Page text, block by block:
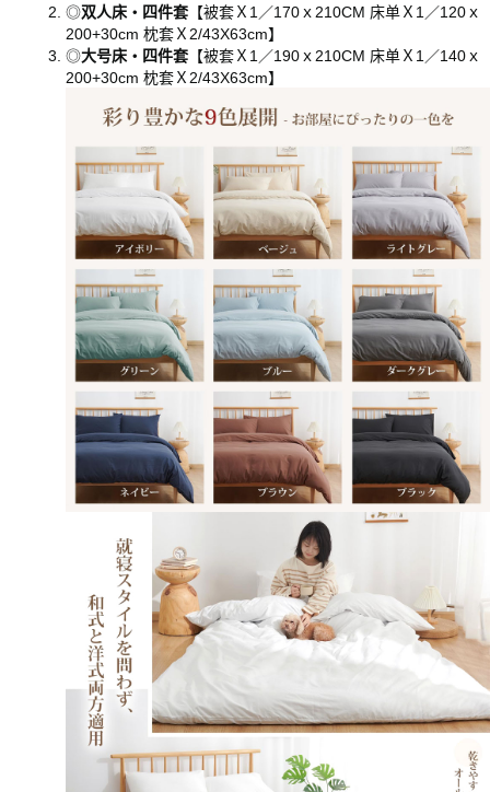
◎双人床・四件套 【被套Ｘ1／170ｘ210CM 床单Ｘ1／120ｘ
200+30cm 枕套Ｘ2/43X63cm】
◎大号床・四件套 【被套Ｘ1／190ｘ210CM 床单Ｘ1／140ｘ
200+30cm 枕套Ｘ2/43X63cm】